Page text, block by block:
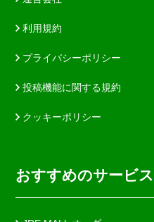
利用規約
プライバシーポリシー
投稿機能に関する規約
クッキーポリシー
おすすめのサービス